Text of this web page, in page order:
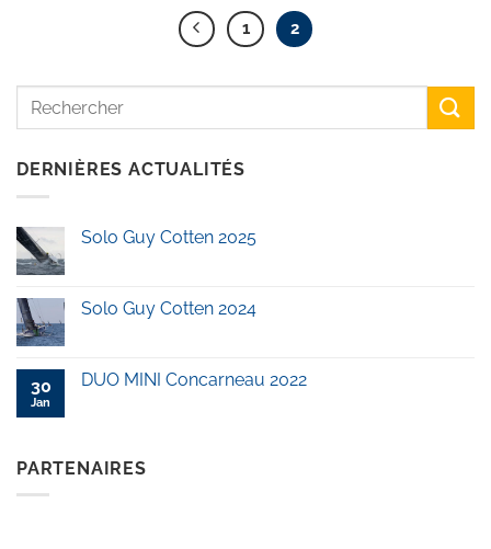
1 2
DERNIÈRES ACTUALITÉS
Solo Guy Cotten 2025
Solo Guy Cotten 2024
30
Jan
DUO MINI Concarneau 2022
PARTENAIRES